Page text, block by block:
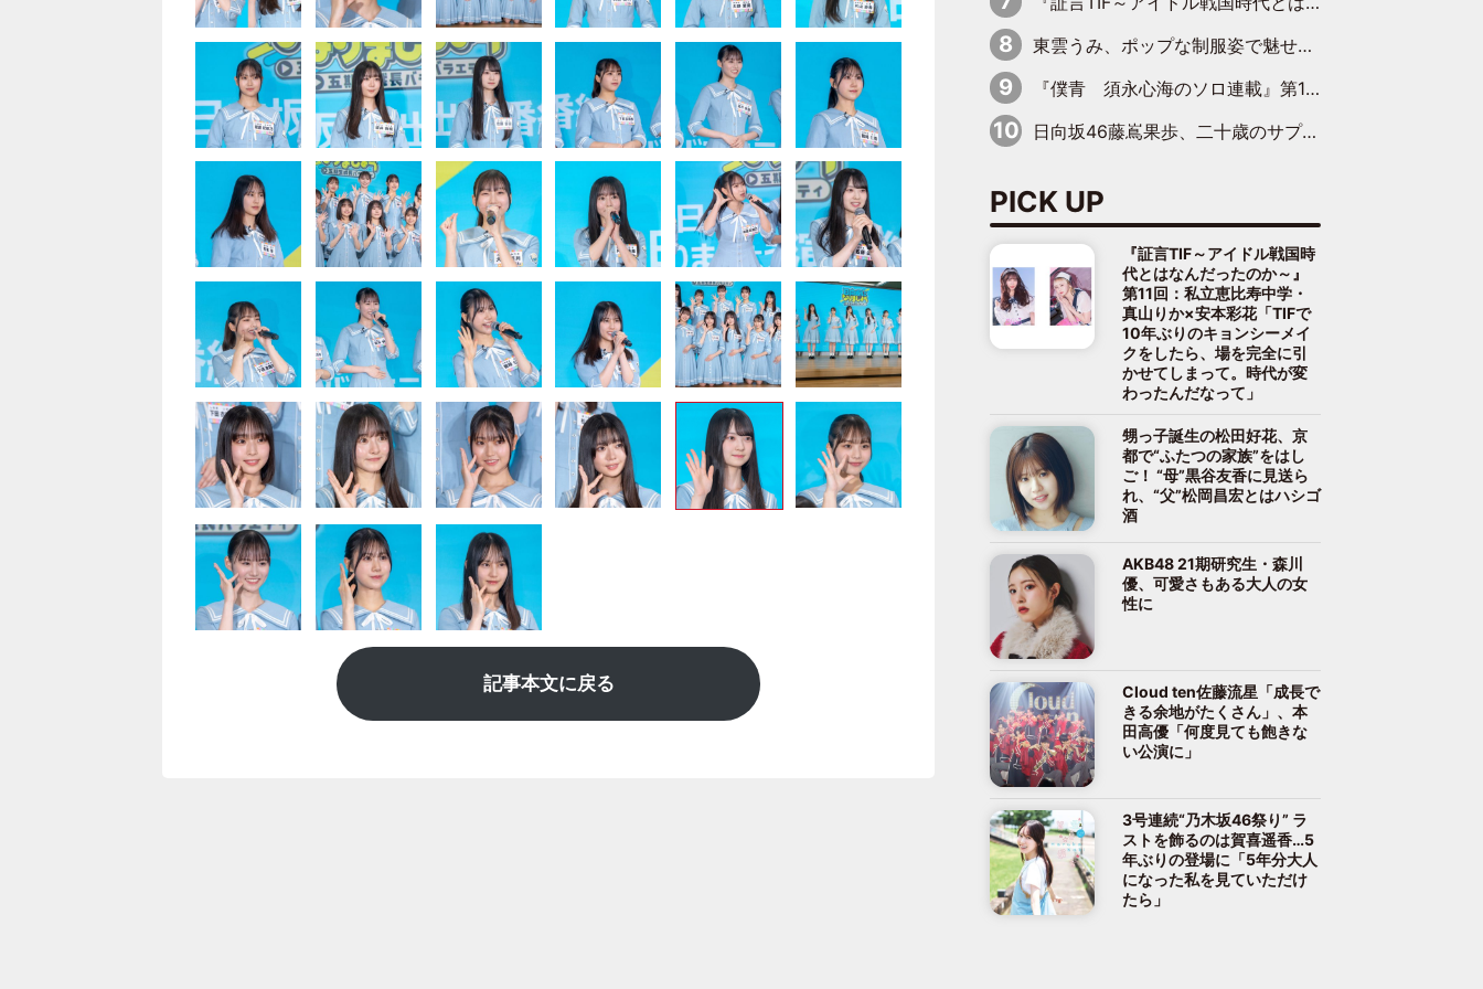
記事本文に戻る
東雲うみ、ポップな制服姿で魅せる“東雲グリーン”の正体
『僕青 須永心海のソロ連載』第18回：「バーゲンセールハンターみうな inしまむら」編
日向坂46藤嶌果歩、二十歳のサプライズバースデーに大喜び「頼られる先輩になれるように努力していきたい」
PICK UP
『証言TIF～アイドル戦国時
代とはなんだったのか～』
第11回：私立恵比寿中学・
真山りか×安本彩花「TIFで
10年ぶりのキョンシーメイ
クをしたら、場を完全に引
かせてしまって。時代が変
わったんだなって」
甥っ子誕生の松田好花、京
都で“ふたつの家族”をはし
ご！ “母”黒谷友香に見送ら
れ、“父”松岡昌宏とはハシゴ
酒
AKB48 21期研究生・森川
優、可愛さもある大人の女
性に
Cloud ten佐藤流星「成長で
きる余地がたくさん」、本
田高優「何度見ても飽きな
い公演に」
3号連続“乃木坂46祭り” ラ
ストを飾るのは賀喜遥香…5
年ぶりの登場に「5年分大人
になった私を見ていただけ
たら」